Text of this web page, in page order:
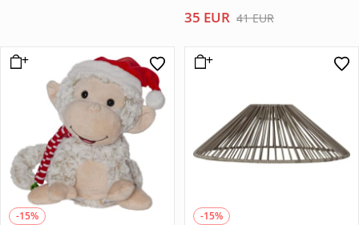
57 EUR.
48 EUR.
41EUR
El
original
era:
35 EUR
El
actual
es:
-15% -15%